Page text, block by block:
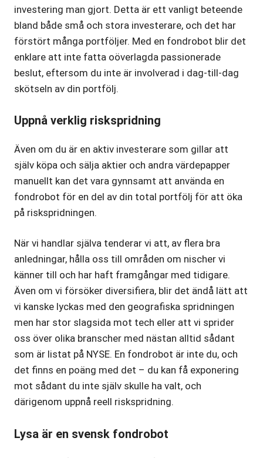
investering man gjort. Detta är ett vanligt beteende
bland både små och stora investerare, och det har
förstört många portföljer. Med en fondrobot blir det
enklare att inte fatta oöverlagda passionerade
beslut, eftersom du inte är involverad i dag-till-dag
skötseln av din portfölj.
Uppnå verklig riskspridning
Även om du är en aktiv investerare som gillar att
själv köpa och sälja aktier och andra värdepapper
manuellt kan det vara gynnsamt att använda en
fondrobot för en del av din total portfölj för att öka
på riskspridningen.
När vi handlar själva tenderar vi att, av flera bra
anledningar, hålla oss till områden om nischer vi
känner till och har haft framgångar med tidigare.
Även om vi försöker diversifiera, blir det ändå lätt att
vi kanske lyckas med den geografiska spridningen
men har stor slagsida mot tech eller att vi sprider
oss över olika branscher med nästan alltid sådant
som är listat på NYSE. En fondrobot är inte du, och
det finns en poäng med det – du kan få exponering
mot sådant du inte själv skulle ha valt, och
därigenom uppnå reell riskspridning.
Lysa är en svensk fondrobot